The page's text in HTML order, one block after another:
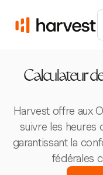
Calculateur
Harvest offre aux
suivre les heures
garantissant la
fédérales